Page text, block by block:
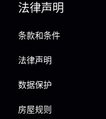
法律声明
条款和条件
法律声明
数据保护
房屋规则